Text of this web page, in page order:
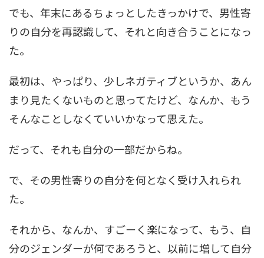
でも、年末にあるちょっとしたきっかけで、男性寄
りの自分を再認識して、それと向き合うことになっ
た。
最初は、やっぱり、少しネガティブというか、あん
まり見たくないものと思ってたけど、なんか、もう
そんなことしなくていいかなって思えた。
だって、それも自分の一部だからね。
で、その男性寄りの自分を何となく受け入れられ
た。
それから、なんか、すごーく楽になって、もう、自
分のジェンダーが何であろうと、以前に増して自分